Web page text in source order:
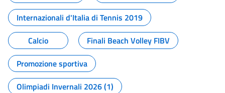
Internazionali d'Italia di Tennis 2019
Calcio
Finali Beach Volley FIBV
Promozione sportiva
Olimpiadi Invernali 2026 (1)